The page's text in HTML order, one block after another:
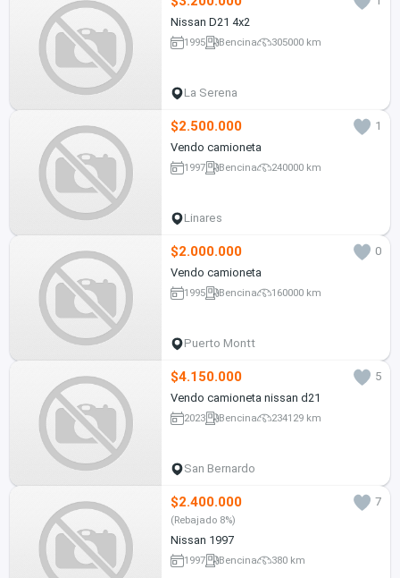
Nissan D21 4x2
1995 Bencina 305000 km
La Serena
$2.500.000
1
Vendo camioneta
1997 Bencina 240000 km
Linares
$2.000.000
0
Vendo camioneta
1995 Bencina 160000 km
Puerto Montt
$4.150.000
5
Vendo camioneta nissan d21
2023 Bencina 234129 km
San Bernardo
$2.400.000 7
(Rebajado 8%)
Nissan 1997
1997 Bencina 380 km